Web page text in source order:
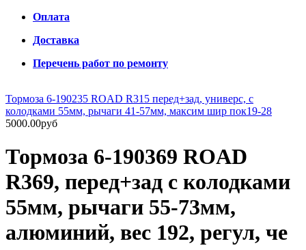
Оплата
Доставка
Перечень работ по ремонту
Тормоза 6-190235 ROAD R315 перед+зад, универс, с
колодками 55мм, рычаги 41-57мм, максим шир пок19-28
5000.00руб
Тормоза 6-190369 ROAD
R369, перед+зад с колодками
55мм, рычаги 55-73мм,
алюминий, вес 192, регул, че